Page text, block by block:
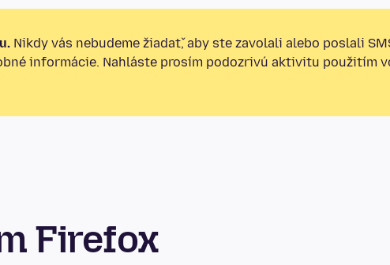
Nikdy vás nebudeme žiadať, aby ste zavolali alebo poslali
informácie. Nahláste prosím podozrivú aktivitu použitím
Firefox